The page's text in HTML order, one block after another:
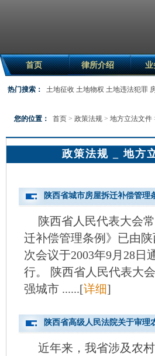
首页 律所介绍 业
热门搜索： 土地征收 土地物权 土地违法犯罪
您的位置： 首页 > 政策法规 > 地方立法文件
政策法规 _ 地方
陕西省城市房屋拆迁补偿管理
陕西省人民代表大会
迁补偿管理条例》已由
次会议于2003年9月28日
行。 陕西省人民代表大
强城市 ......[详细]
陕西省高级人民法院关于审理
近年来，我省涉及农